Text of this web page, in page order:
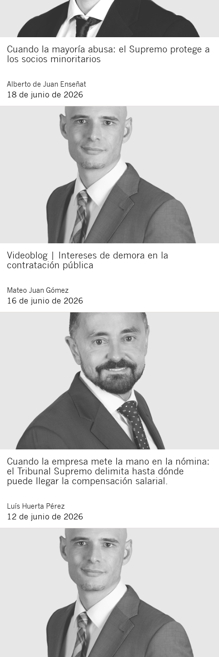
Cuando la mayoría abusa: el Supremo protege a
los socios minoritarios
Alberto de Juan Enseñat
18 de junio de 2026
Videoblog | Intereses de demora en la
contratación pública
Mateo Juan Gómez
16 de junio de 2026
Cuando la empresa mete la mano en la nómina:
el Tribunal Supremo delimita hasta dónde
puede llegar la compensación salarial.
Luís Huerta Pérez
12 de junio de 2026